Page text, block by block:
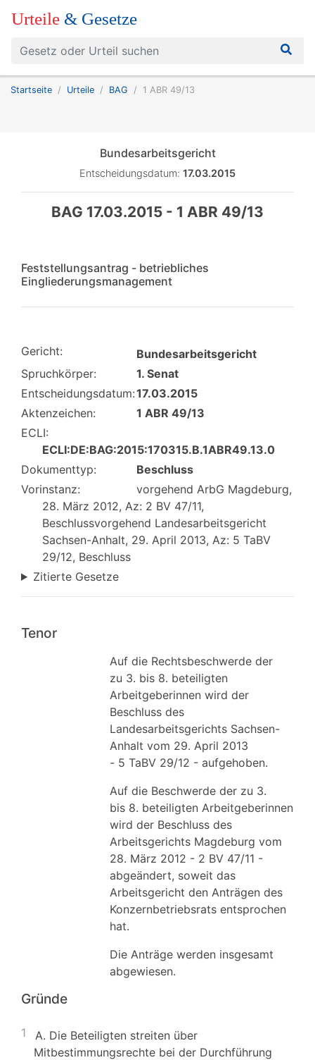
Urteile & Gesetze
Startseite Urteile BAG 1 ABR 49/13
Bundesarbeitsgericht
Entscheidungsdatum: 17.03.2015
BAG 17.03.2015 - 1 ABR 49/13
Feststellungsantrag - betriebliches
Eingliederungsmanagement
Gericht:
Bundesarbeitsgericht
Spruchkörper:
1. Senat
Entscheidungsdatum:17.03.2015
Aktenzeichen:
1 ABR 49/13
ECLI:
ECLI:DE:BAG:2015:170315.B.1ABR49.13.0
Dokumenttyp:
Beschluss
Vorinstanz:
vorgehend ArbG Magdeburg,
28. März 2012, Az: 2 BV 47/11,
Beschlussvorgehend Landesarbeitsgericht
Sachsen-Anhalt, 29. April 2013, Az: 5 TaBV
29/12, Beschluss
Zitierte Gesetze
Tenor
Auf die Rechtsbeschwerde der
zu 3. bis 8. beteiligten
Arbeitgeberinnen wird der
Beschluss des
Landesarbeitsgerichts Sachsen-
Anhalt vom 29. April 2013
- 5 TaBV 29/12 - aufgehoben.
Auf die Beschwerde der zu 3.
bis 8. beteiligten Arbeitgeberinnen
wird der Beschluss des
Arbeitsgerichts Magdeburg vom
28. März 2012 - 2 BV 47/11 -
abgeändert, soweit das
Arbeitsgericht den Anträgen des
Konzernbetriebsrats entsprochen
hat.
Die Anträge werden insgesamt
abgewiesen.
Gründe
1
A. Die Beteiligten streiten über
Mitbestimmungsrechte bei der Durchführung